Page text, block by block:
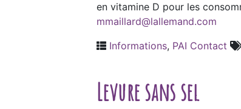
en vitamine D pour les
mmaillard@lallemand.com
Informations, PAI Contact
Levure sans sel